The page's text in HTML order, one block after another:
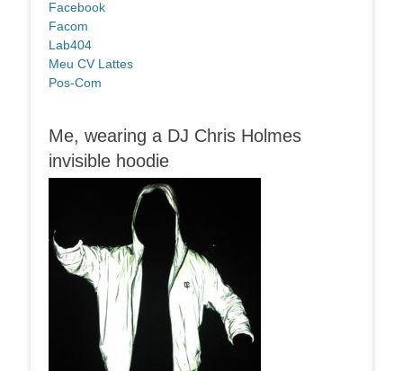
Facebook
Facom
Lab404
Meu CV Lattes
Pos-Com
Me, wearing a DJ Chris Holmes
invisible hoodie